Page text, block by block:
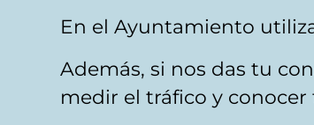
Legal warning Privacy Politica
En el Ayuntamiento
Además, si nos das tu
medir el tráfico y